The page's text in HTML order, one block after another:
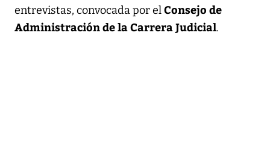
entrevistas, convocada por elConsejo de
Administración de la Carrera Judicial.